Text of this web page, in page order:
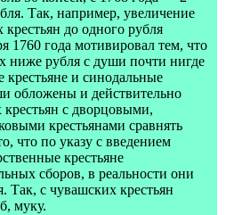
Так, например, увеличение
крестьян до одного рубля
1760 года мотивировал тем, что
ниже рубля с души почти нигде
и синодальные
обложены и действительно
крестьян с дворцовыми,
крестьянами сравнять
что по указу с введением
крестьяне
сборов, в реальности они
Так, с чувашских крестьян
муку.